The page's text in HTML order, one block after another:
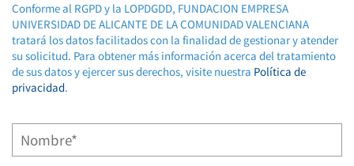
Conforme al RGPD y la LOPDGDD, FUNDACION EMPRESA
UNIVERSIDAD DE ALICANTE DE LA COMUNIDAD VALENCIANA
tratará los datos facilitados con la finalidad de gestionar y atender
su solicitud. Para obtener más información acerca del tratamiento
de sus datos y ejercer sus derechos, visite nuestra Política de
privacidad.